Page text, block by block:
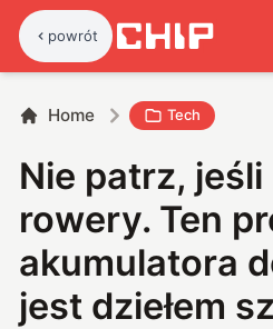
powrót
Home Tech
Nie patrz,
rowery. Ten
akumulatora
jest dziełem